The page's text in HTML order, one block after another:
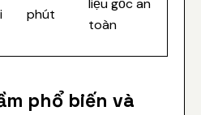
phút
liệu gốc an
toàn
phổ biến và